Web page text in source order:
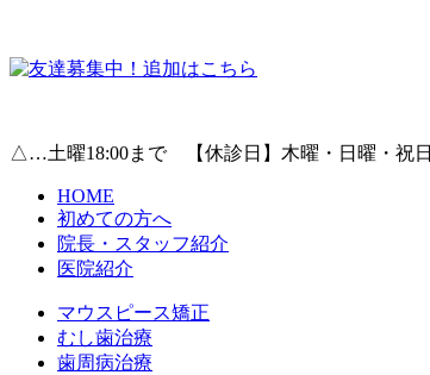
△…土曜18:00まで 【休診日】木曜・日曜・祝日
HOME
初めての方へ
院長・スタッフ紹介
医院紹介
マウスピース矯正
むし歯治療
歯周病治療